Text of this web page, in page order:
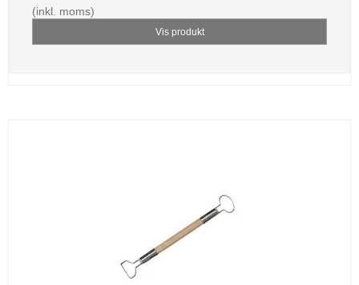
(inkl. moms)
Vis produkt